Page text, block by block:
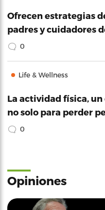
Ofrecen estrategias
padres y cuidadores
0
Life & Wellness
La actividad física,
no solo para perder
0
Opiniones